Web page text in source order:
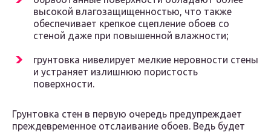
высокой влагозащищенностью, что также
обеспечивает крепкое сцепление обоев со
стеной даже при повышенной влажности;
грунтовка нивелирует мелкие неровности стены
и устраняет излишнюю пористость
поверхности.
Грунтовка стен в первую очередь предупреждает
преждевременное отслаивание обоев. Ведь будет